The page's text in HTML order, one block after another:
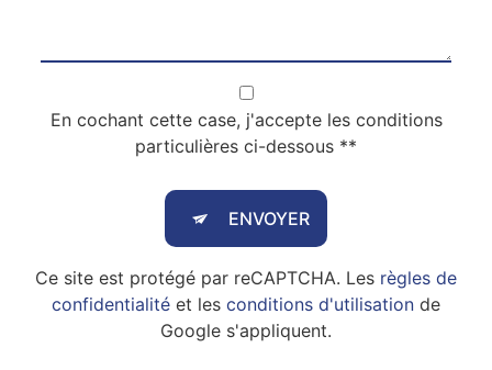
En cochant cette case, j'accepte les conditions
particulières ci-dessous **
ENVOYER
Ce site est protégé par reCAPTCHA. Les règles de
confidentialité et les conditions d'utilisation de
Google s'appliquent.